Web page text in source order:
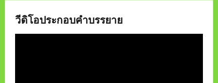
วีดิโอประกอบคำบรรยาย
Video